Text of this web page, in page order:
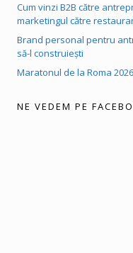
Cum vinzi B2B către
marketingul către
Brand personal pentru
să-l construiești
Maratonul de la Roma
NE VEDEM PE